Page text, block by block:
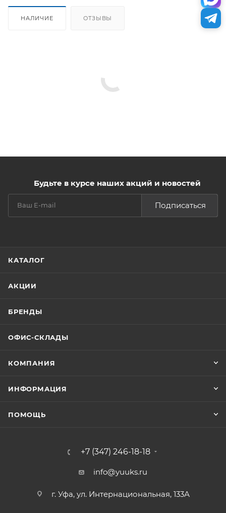
НАЛИЧИЕ ОТЗЫВЫ
Будьте в курсе наших акций и новостей
Подписаться
КАТАЛОГ
АКЦИИ
БРЕНДЫ
ОФИС-СКЛАДЫ
КОМПАНИЯ
ИНФОРМАЦИЯ
ПОМОЩЬ
+7 (347) 246-18-18
info@yuuks.ru
г. Уфа, ул. Интернациональная, 133А